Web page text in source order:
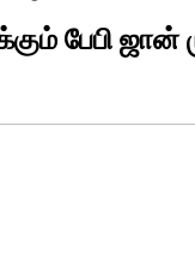
பேபி